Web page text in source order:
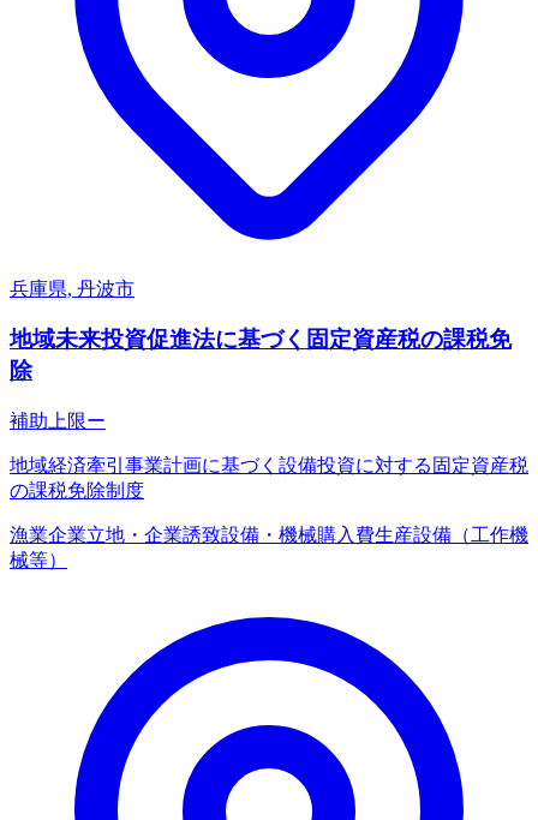
兵庫県, 丹波市
地域未来投資促進法に基づく固定資産税の課税免
除
補助上限ー
地域経済牽引事業計画に基づく設備投資に対する固定資産税
の課税免除制度
漁業企業立地・企業誘致設備・機械購入費生産設備（工作機
械等）